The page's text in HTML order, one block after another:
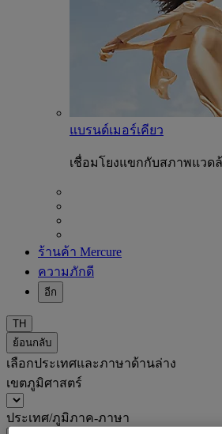
แบรนด์เมอร์เคียว
เชื่อมโยงแขกกับสภาพแวด
ร้านค้า Mercure
ความภักดี
อีก
TH
ย้อนกลับ
เลือกประเทศและภาษาด้านล่าง
เขตภูมิศาสตร์
ประเทศ/ภูมิภาค-ภาษา